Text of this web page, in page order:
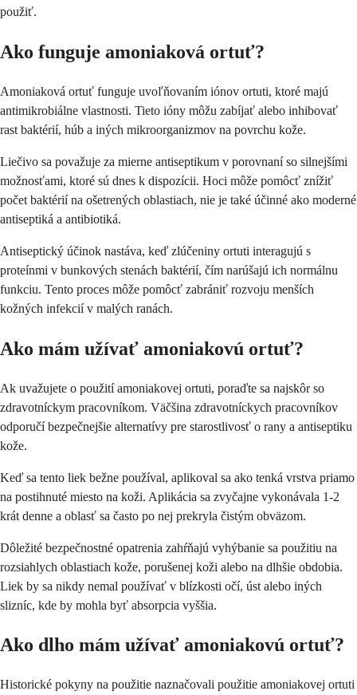
použiť.
Ako funguje amoniaková ortuť?
Amoniaková ortuť funguje uvoľňovaním iónov ortuti, ktoré majú
antimikrobiálne vlastnosti. Tieto ióny môžu zabíjať alebo inhibovať
rast baktérií, húb a iných mikroorganizmov na povrchu kože.
Liečivo sa považuje za mierne antiseptikum v porovnaní so silnejšími
možnosťami, ktoré sú dnes k dispozícii. Hoci môže pomôcť znížiť
počet baktérií na ošetrených oblastiach, nie je také účinné ako moderné
antiseptiká a antibiotiká.
Antiseptický účinok nastáva, keď zlúčeniny ortuti interagujú s
proteínmi v bunkových stenách baktérií, čím narúšajú ich normálnu
funkciu. Tento proces môže pomôcť zabrániť rozvoju menších
kožných infekcií v malých ranách.
Ako mám užívať amoniakovú ortuť?
Ak uvažujete o použití amoniakovej ortuti, poraďte sa najskôr so
zdravotníckym pracovníkom. Väčšina zdravotníckych pracovníkov
odporučí bezpečnejšie alternatívy pre starostlivosť o rany a antiseptiku
kože.
Keď sa tento liek bežne používal, aplikoval sa ako tenká vrstva priamo
na postihnuté miesto na koži. Aplikácia sa zvyčajne vykonávala 1-2
krát denne a oblasť sa často po nej prekryla čistým obväzom.
Dôležité bezpečnostné opatrenia zahŕňajú vyhýbanie sa použitiu na
rozsiahlych oblastiach kože, porušenej koži alebo na dlhšie obdobia.
Liek by sa nikdy nemal používať v blízkosti očí, úst alebo iných
slizníc, kde by mohla byť absorpcia vyššia.
Ako dlho mám užívať amoniakovú ortuť?
Historické pokyny na použitie naznačovali použitie amoniakovej ortuti